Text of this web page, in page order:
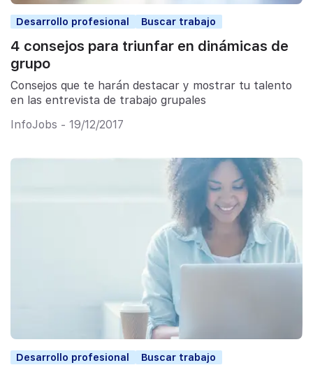
Desarrollo profesional Buscar trabajo
4 consejos para triunfar en dinámicas de
grupo
Consejos que te harán destacar y mostrar tu talento
en las entrevista de trabajo grupales
InfoJobs - 19/12/2017
Desarrollo profesional Buscar trabajo